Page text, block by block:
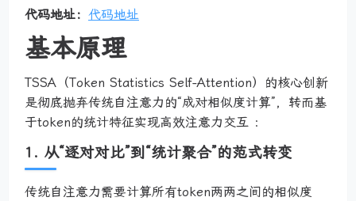
代码地址： 代码地址
基本原理
TSSA（Token Statistics Self-Attention）的核心创新
是彻底抛弃传统自注意力的“成对相似度计算”，转而基
于token的统计特征实现高效注意力交互 ：
1. 从“逐对对比”到“统计聚合”的范式转变
传统自注意力需要计算所有token两两之间的相似度